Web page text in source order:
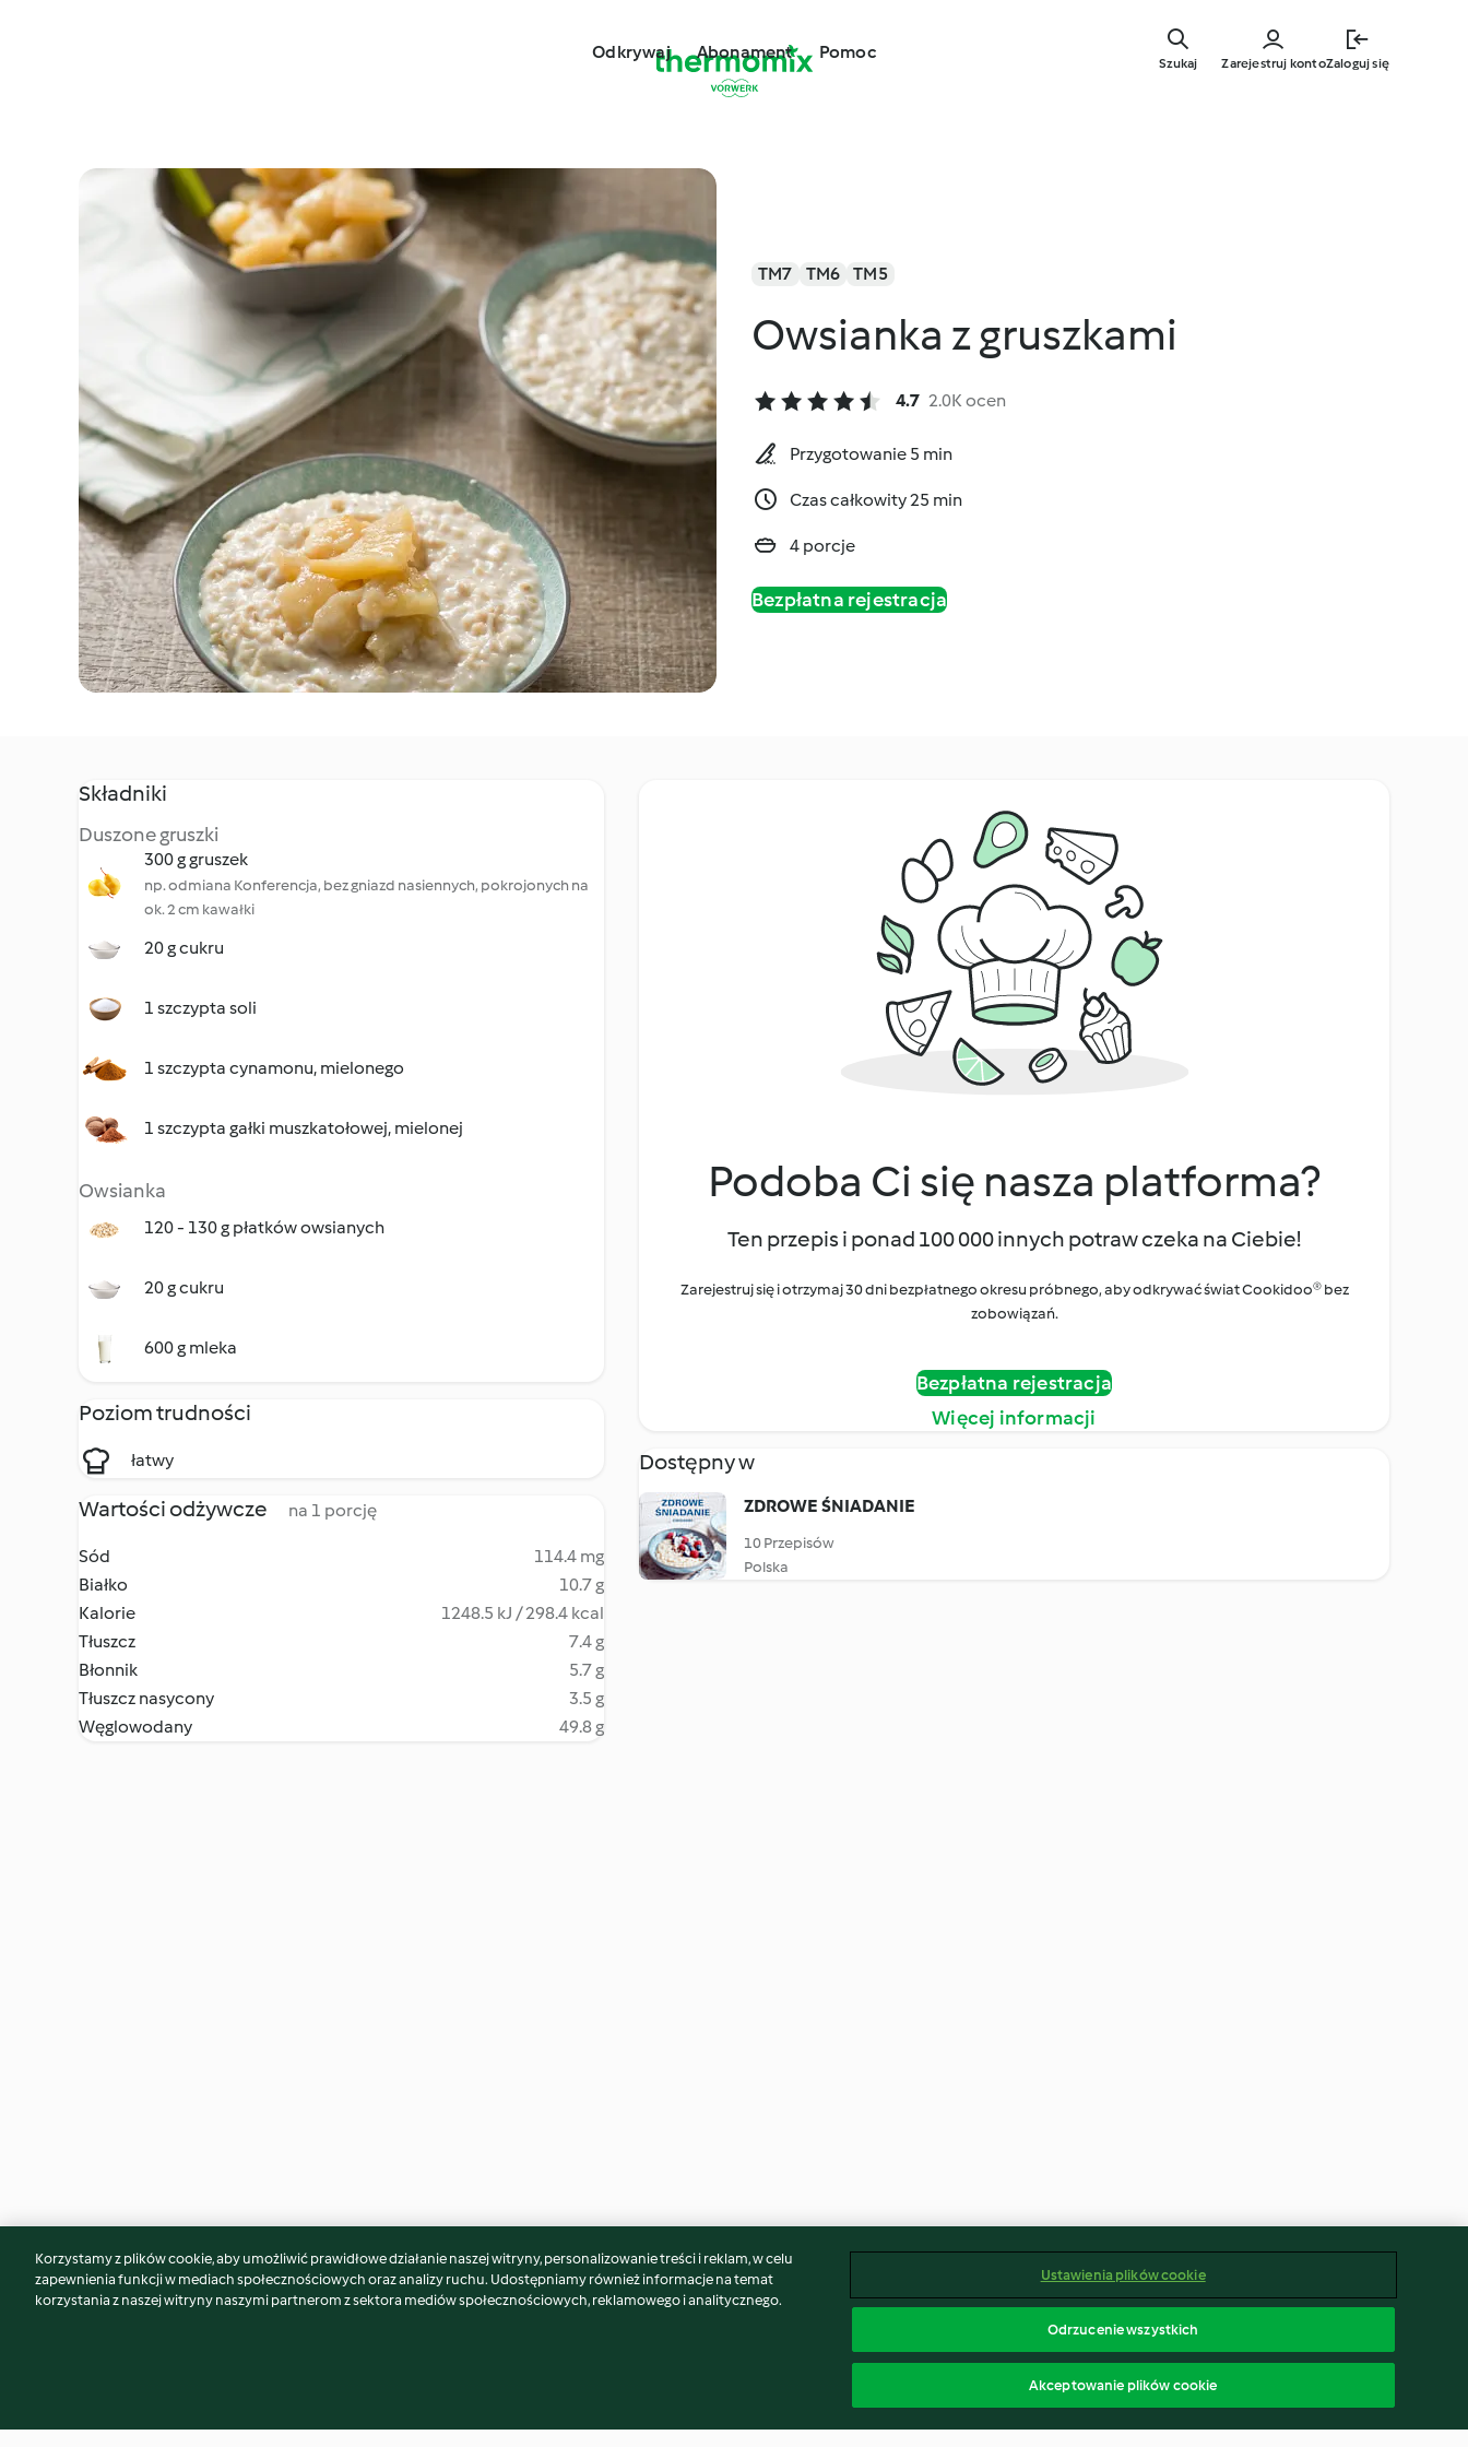
głównej
Odkrywaj Abonament Pomoc
Zarejestruj kontoZaloguj się
Szukaj
TM7 TM6 TM5
Owsianka z gruszkami
4.7 2.0K ocen
Przygotowanie 5 min
Czas całkowity 25 min
4 porcje
Bezpłatna rejestracja
Składniki
Duszone gruszki
300 g gruszek
np. odmiana Konferencja, bez gniazd nasiennych, pokrojonych na
ok. 2 cm kawałki
20 g cukru
1 szczypta soli
1 szczypta cynamonu, mielonego
1 szczypta gałki muszkatołowej, mielonej
Owsianka
120 - 130 g płatków owsianych
20 g cukru
600 g mleka
Poziom trudności
łatwy
Wartości odżywcze na 1 porcję
Sód
114.4 mg
Białko
10.7 g
Kalorie
1248.5 kJ / 298.4 kcal
Tłuszcz
7.4 g
Błonnik
5.7 g
Tłuszcz nasycony
3.5 g
Węglowodany
49.8 g
Podoba Ci się nasza platforma?
Ten przepis i ponad 100 000 innych potraw czeka na Ciebie!
Zarejestruj się i otrzymaj 30 dni bezpłatnego okresu próbnego, aby odkrywać świat Cookidoo® bez
zobowiązań.
Bezpłatna rejestracja
Więcej informacji
Dostępny w
ZDROWE ŚNIADANIE
10 Przepisów
Polska
Może spodoba Ci się również...
Korzystamy z plików cookie, aby umożliwić prawidłowe działanie naszej witryny, personalizowanie treści i reklam, w celu
zapewnienia funkcji w mediach społecznościowych oraz analizy ruchu. Udostępniamy również informacje na temat
korzystania z naszej witryny naszymi partnerom z sektora mediów społecznościowych, reklamowego i analitycznego.
Ustawienia plików cookie
Odrzucenie wszystkich
Akceptowanie plików cookie